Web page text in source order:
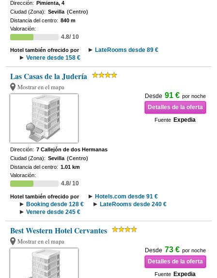
Dirección: Pimienta, 4
Ciudad (Zona): Sevilla (Centro)
Distancia del centro: 840 m
Valoración:
4.8/ 10
Hotel también ofrecido por
LateRooms desde 89 €
Venere desde 158 €
Las Casas de la Judería
Mostrar en el mapa
Desde 91 € por noche
Detalles de la oferta
Fuente Expedia
Dirección: 7 Callejón de dos Hermanas
Ciudad (Zona): Sevilla (Centro)
Distancia del centro: 1.01 km
Valoración:
4.8/ 10
Hotel también ofrecido por
Hotels.com desde 91 €
Booking desde 128 €
LateRooms desde 240 €
Venere desde 245 €
Best Western Hotel Cervantes
Mostrar en el mapa
Desde 73 € por noche
Detalles de la oferta
Fuente Expedia